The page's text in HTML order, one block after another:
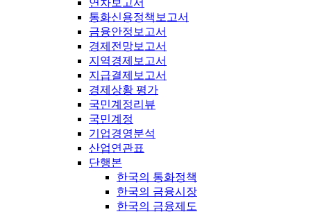
연차보고서
통화신용정책보고서
금융안정보고서
경제전망보고서
지역경제보고서
지급결제보고서
경제상황 평가
국민계정리뷰
국민계정
기업경영분석
산업연관표
단행본
한국의 통화정책
한국의 금융시장
한국의 금융제도